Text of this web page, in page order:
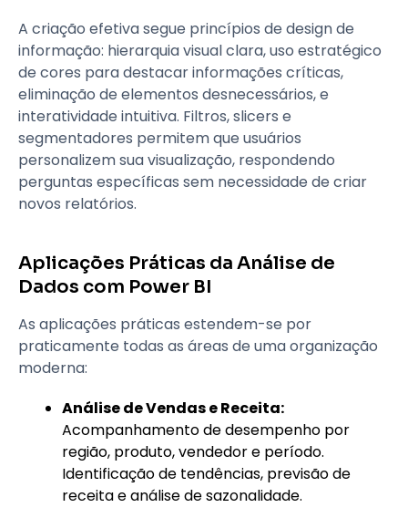
A criação efetiva segue princípios de design de
informação: hierarquia visual clara, uso estratégico
de cores para destacar informações críticas,
eliminação de elementos desnecessários, e
interatividade intuitiva. Filtros, slicers e
segmentadores permitem que usuários
personalizem sua visualização, respondendo
perguntas específicas sem necessidade de criar
novos relatórios.
Aplicações Práticas da Análise de
Dados com Power BI
As aplicações práticas estendem-se por
praticamente todas as áreas de uma organização
moderna:
Análise de Vendas e Receita:
Acompanhamento de desempenho por
região, produto, vendedor e período.
Identificação de tendências, previsão de
receita e análise de sazonalidade.